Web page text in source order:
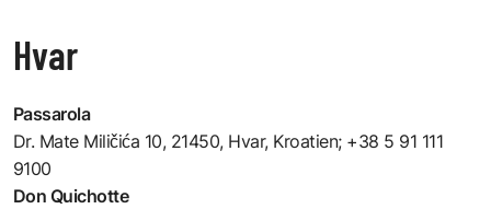
Hvar
Passarola
Dr. Mate Miličića 10, 21450, Hvar, Kroatien; +38 5 91 111
9100
Don Quichotte